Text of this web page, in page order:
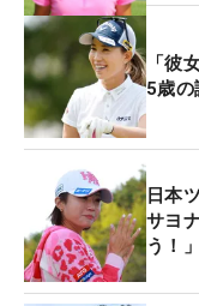
「彼
5歳の
日本
サヨ
う！